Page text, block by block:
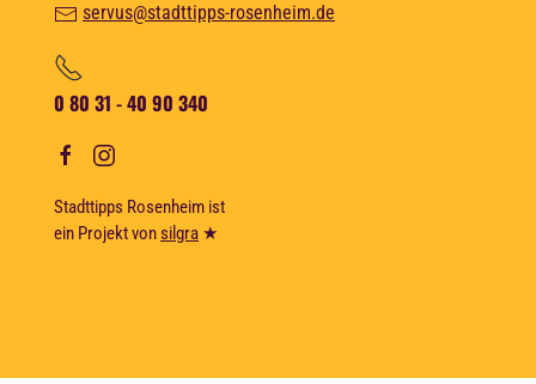
servus@stadttipps-rosenheim.de
0 80 31 - 40 90 340
Stadttipps Rosenheim ist
ein Projekt von silgra ★